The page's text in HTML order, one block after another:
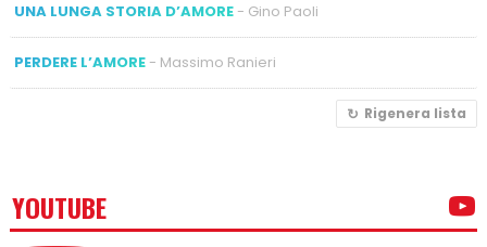
UNA LUNGA STORIA D’AMORE- Gino Paoli
PERDERE L’AMORE- Massimo Ranieri
Rigenera lista
YOUTUBE